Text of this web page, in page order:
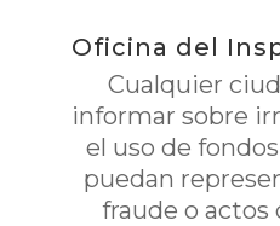
Oficina del
Cualquier
informar sobre
el uso de
puedan
fraude o actos